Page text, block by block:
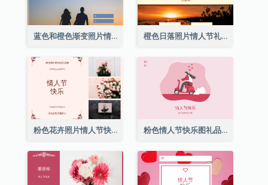
蓝色和橙色渐变照片情人节礼品卡 橙色日落照片情人节礼品卡
粉色花卉照片情人节快乐礼品卡 粉色情人节快乐图礼品卡